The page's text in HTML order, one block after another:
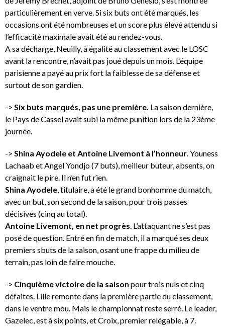
particulièrement en verve. Si six buts ont été marqués, les
occasions ont été nombreuses et un score plus élevé attendu si
l’efficacité maximale avait été au rendez-vous.
A sa décharge, Neuilly, à égalité au classement avec le LOSC
avant la rencontre, n’avait pas joué depuis un mois. L’équipe
parisienne a payé au prix fort la faiblesse de sa défense et
surtout de son gardien.
-> Six buts marqués, pas une première. La saison dernière,
le Pays de Cassel avait subi la même punition lors de la 23ème
journée.
-> Shina Ayodele et Antoine Livemont à l’honneur . Youness
Lachaab et Angel Yondjo (7 buts), meilleur buteur, absents, on
craignait le pire. Il n’en fut rien.
Shina Ayodele , titulaire, a été le grand bonhomme du match,
avec un but, son second de la saison, pour trois passes
décisives (cinq au total).
Antoine Livemont, en net progrès . L’attaquant ne s’est pas
posé de question. Entré en fin de match, il a marqué ses deux
premiers sbuts de la saison, osant une frappe du milieu de
terrain, pas loin de faire mouche.
-> Cinquième victoire de la saison pour trois nuls et cinq
défaites. Lille remonte dans la première partie du classement,
dans le ventre mou. Mais le championnat reste serré. Le leader,
Gazelec, est à six points, et Croix, premier relégable, à 7.